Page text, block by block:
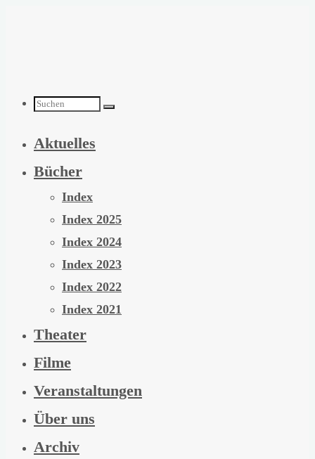
Suchen
nach:
Aktuelles
Bücher
Index
Index 2025
Index 2024
Index 2023
Index 2022
Index 2021
Theater
Filme
Veranstaltungen
Über uns
Archiv